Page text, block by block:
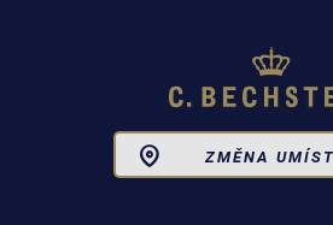
ZMĚNA